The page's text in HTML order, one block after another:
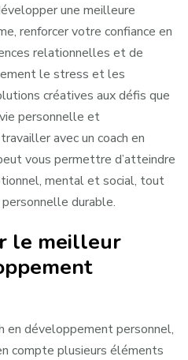
une meilleure
renforcer votre confiance en
relationnelles et de
le stress et les
créatives aux défis que
personnelle et
avec un coach en
vous permettre d’atteindre
mental et social, tout
durable.
le meilleur
en développement personnel,
compte plusieurs éléments